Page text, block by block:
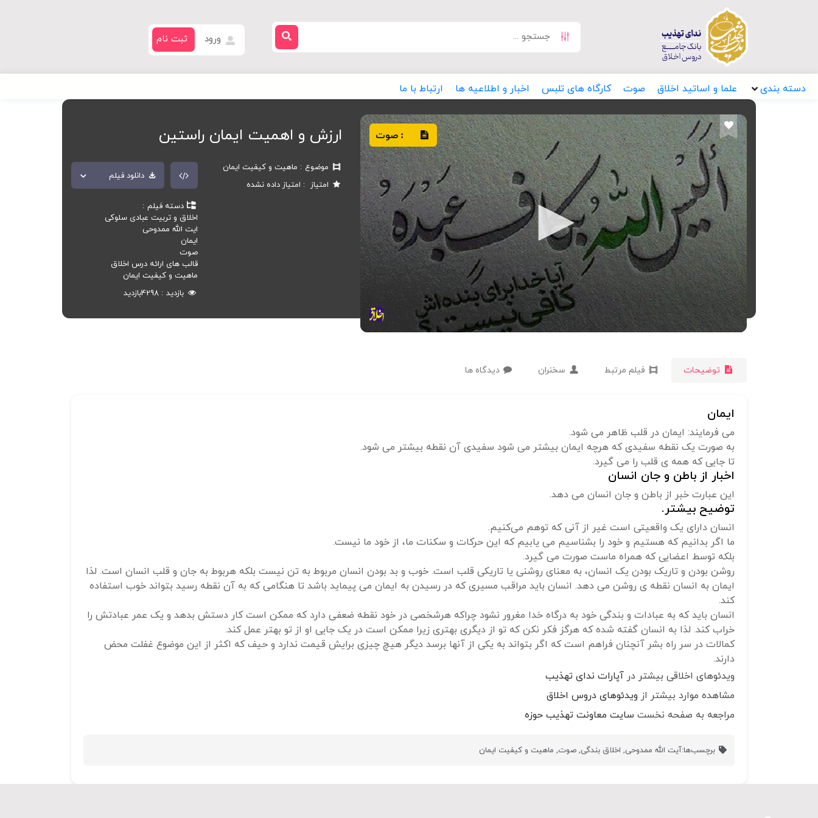
ورود ثبت نام
دسته بندی علما و اساتید اخلاق صوت کارگاه های تلبس اخبار و اطلاعیه ها ارتباط با ما
: صوت ارزش و اهمیت ایمان راستین
موضوع
ماهیت و کیفیت ایمان
امتیاز
امتیاز داده نشده
دانلود فیلم
دسته فیلم
اخلاق و تربیت عبادی سلوکی
ایت الله ممدوحی
ایمان
صوت
قالب های ارائه درس اخلاق
ماهیت و کیفیت ایمان
بازدید
4298بازدید
توضیحات فیلم مرتبط سخنران دیدگاه ها
ایمان
می فرمایند: ایمان در قلب ظاهر می شود.
به صورت یک نقطه سفیدی که هرچه ایمان بیشتر می شود سفیدی آن نقطه بیشتر می شود.
تا جایی که همه ی قلب را می گیرد.
اخبار از باطن و جان انسان
این عبارت خبر از باطن و جان انسان می دهد.
توضیح بیشتر.
انسان دارای یک واقعیتی است غیر از آنی که توهم می‌کنیم.
ما اگر بدانیم که هستیم و خود را بشناسیم می یابیم که این حرکات و سکنات ما، از خود ما نیست.
بلکه توسط اعضایی که همراه ماست صورت می گیرد.
روشن بودن و تاریک بودن یک انسان، به معنای روشنی یا تاریکی قلب است. خوب و بد بودن انسان مربوط به تن نیست بلکه هربوط به جان و قلب انسان است. لذا
ایمان به انسان نقطه ی روشن می دهد. انسان باید مراقب مسیری که در رسیدن به ایمان می پیماید باشد تا هنگامی که به آن نقطه رسید بتواند خوب استفاده
کند.
انسان باید که به عبادات و بندگی خود به درگاه خدا مغرور نشود چراکه هرشخصی در خود نقطه ضعفی دارد که ممکن است کار دستش بدهد و یک عمر عبادتش را
خراب کند. لذا به انسان گفته شده که هرگز فکر نکن که تو از دیگری بهتری زیرا ممکن است در یک جایی او از تو بهتر عمل کند.
کمالات در سر راه بشر آنچنان فراهم است که اگر بتواند به یکی از آنها برسد دیگر هیچ چیزی برایش قیمت ندارد و حیف که اکثر از این موضوع غفلت محض
دارند.
ویدئوهای اخلاقی بیشتر در آپارات ندای تهذیب
مشاهده موارد بیشتر از ویدئوهای دروس اخلاق
مراجعه به صفحه نخست سایت معاونت تهذیب حوزه
برچسب‌ها:آیت الله ممدوحی, اخلاق بندگی,صوت, ماهیت و کیفیت ایمان